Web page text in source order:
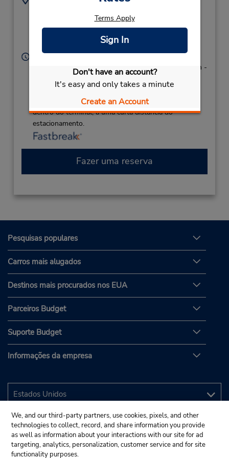
Terms Apply
Sign In
Don't have an account?
It's easy and only takes a minute
Create an Account
Horário de funcionamento:
Sun 1:00 PM - 1:30 PM and 5:00 PM - 8:45 PM; Mon -
9:00 AM - 10:00 AM
Caso esteja vindo de avião, o balcão de locação está
dentro do terminal, a uma curta distância do
estacionamento.
Fazer uma reserva
Pesquisas populares
Carros mais alugados
Destinos mais procurados nos EUA
Parceiros Budget
Suporte Budget
Informações da empresa
We, and our third-party partners, use cookies, pixels, and other
technologies to collect, record, and share information you provide
as well as information about your interactions with our site for ad
targeting, analytics, personalization, customer service and for site
functionality purposes.